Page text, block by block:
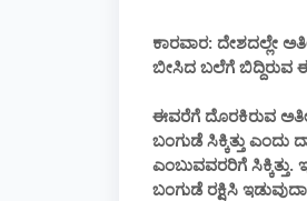
ಕಾರವಾರ: ದೇಶದಲ್ಲೇ
ಬೀಸಿದ ಬಲೆಗೆ
ಈವರೆಗೆ ದೊರಕಿರುವ
ಬಂಗುಡೆ ಸಿಕ್ಕಿತ್ತು
ಎಂಬುವವರರಿಗೆ
ಬಂಗುಡೆ ರಕ್ಷಿಸಿ